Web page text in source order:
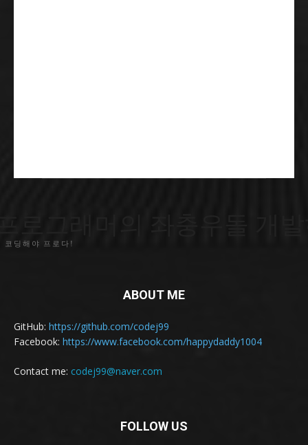
코딩해야 프로다!
ABOUT ME
GitHub: https://github.com/codej99
Facebook: https://www.facebook.com/happydaddy1004
Contact me: codej99@naver.com
FOLLOW US